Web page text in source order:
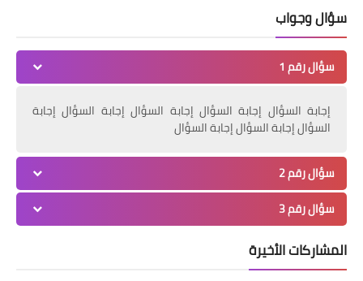
كيفية علاج الكلف والتصبغات وأسبابه ..
خلطات علاج الكلف وتصبغات الوجه مجربة
أخبار
سؤال وجواب
سؤال رقم 1
إجابة السؤال إجابة السؤال إجابة السؤال إجابة السؤال إجابة
السؤال إجابة السؤال إجابة السؤال
سؤال رقم 2
سؤال رقم 3
المشاركات الأخيرة